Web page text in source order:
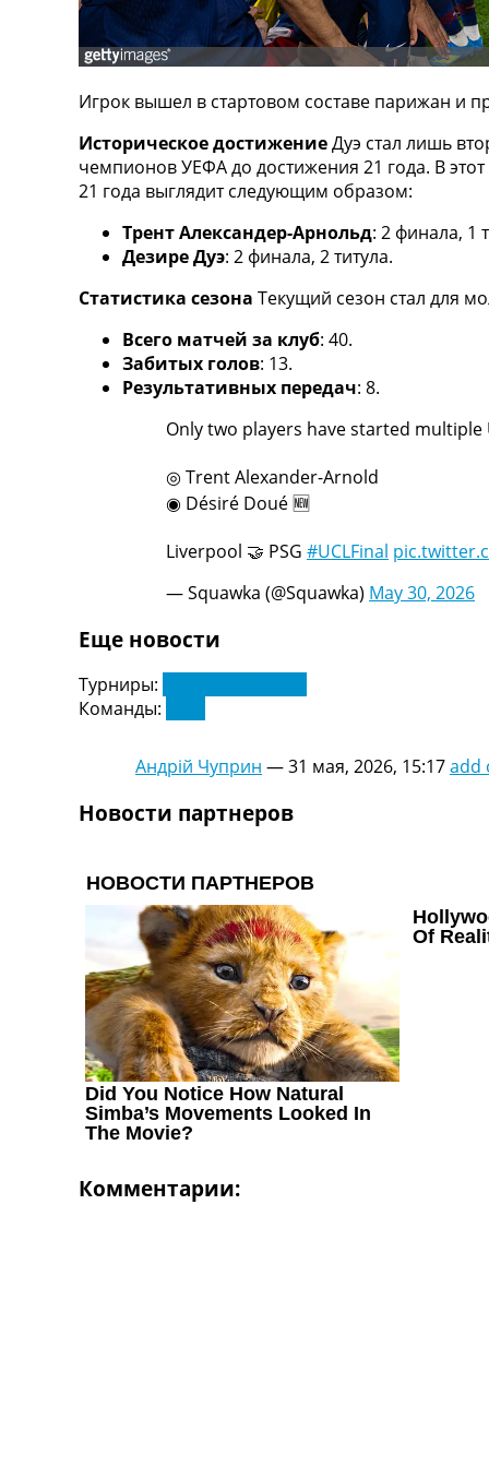
ТВ программа
RU
Главная
Новости футбола
Видео
Трансферы
Новости футбола Украины
Последние комментарии
Конкурс прогнозов
Логин
Рейтинги
Правила
Турниры
Украина. Премьер-Лига
Украина. Первая Лига
Англия. Премьер Лига
Испания. Ла Лига
Другие Турниры >>>
Таблицы групп Чемпионата Мира
Украина. Премьер-Лига
Украина. Первая Лига
Лига Чемпионов. Таблицы групп
Испания. Ла Лига
Рейтинги
Рейтинг ФИФА
ТВ программа
Игрок вышел в стартовом составе парижан и
Историческое достижениеДуэ стал лишь
чемпионов УЕФА до достижения 21 года. В
21 года выглядит следующим образом:
Трент Александер-Арнольд: 2 финала, 1
Дезире Дуэ: 2 финала, 2 титула.
Статистика сезона Текущий сезон стал для
Всего матчей за клуб: 40.
Забитых голов: 13.
Результативных передач: 8.
Only two players have started multiple
◎ Trent Alexander-Arnold
◉ Désiré Doué 🆕
Liverpool 🤝 PSG #UCLFinal
— Squawka (@Squawka) May 30, 2026
Еще новости
Турниры:
Команды:
Андрій Чуприн —31 мая, 2026, 15:17add
Новости партнеров
Комментарии: